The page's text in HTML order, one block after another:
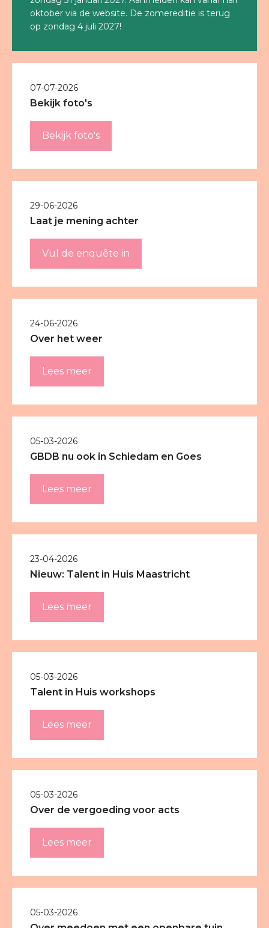
oktober via de website. De zomereditie is terug
op zondag 4 juli 2027!
07-07-2026
Bekijk foto's
Bekijk foto's
29-06-2026
Laat je mening achter
Vul de enquête in
24-06-2026
Over het weer
Lees meer
05-03-2026
GBDB nu ook in Schiedam en Goes
Lees meer
23-04-2026
Nieuw: Talent in Huis Maastricht
Lees meer
05-03-2026
Talent in Huis workshops
Lees meer
05-03-2026
Over de vergoeding voor acts
Lees meer
05-03-2026